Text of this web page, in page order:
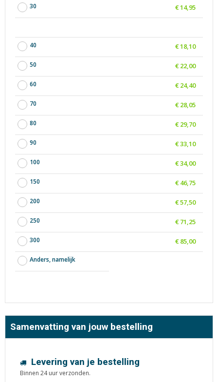
30 € 14,95
40
50
60
70
80
90
100
150
200
250
300
Anders, namelijk
€ 18,10
€ 22,00
€ 24,40
€ 28,05
€ 29,70
€ 33,10
€ 34,00
€ 46,75
€ 57,50
€ 71,25
€ 85,00
Samenvatting van jouw bestelling
Levering van je bestelling
Binnen 24 uur verzonden.